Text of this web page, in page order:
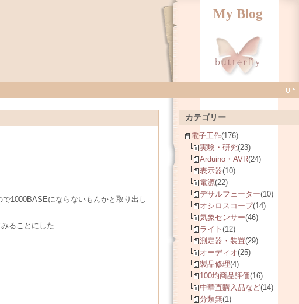
My Blog
1000BASEにならないもんかと取り出し
ることにした
カテゴリー
電子工作(176)
実験・研究(23)
Arduino・AVR(24)
表示器(10)
電源(22)
デサルフェーター(10)
オシロスコープ(14)
気象センサー(46)
ライト (12)
測定器・装置(29)
オーディオ(25)
製品修理(4)
100均商品評価(16)
中華直購入品など(14)
分類無(1)